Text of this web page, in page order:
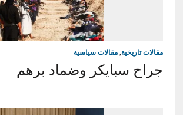
مقالات تاريخية, مقالات سياسية
جراح سبايكر وضماد برهم